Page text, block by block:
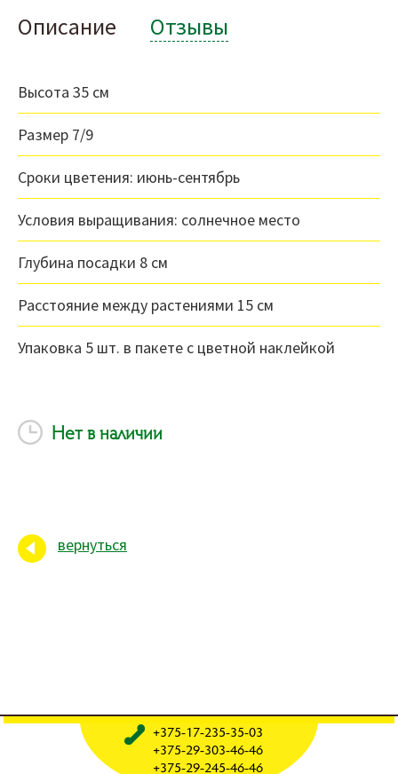
Описание Отзывы
Высота 35 см
Размер 7/9
Сроки цветения: июнь-сентябрь
Условия выращивания: солнечное место
Глубина посадки 8 см
Расстояние между растениями 15 см
Упаковка 5 шт. в пакете с цветной наклейкой
Нет в наличии
вернуться
+375-17-235-35-03
+375-29-303-46-46
+375-29-245-46-46